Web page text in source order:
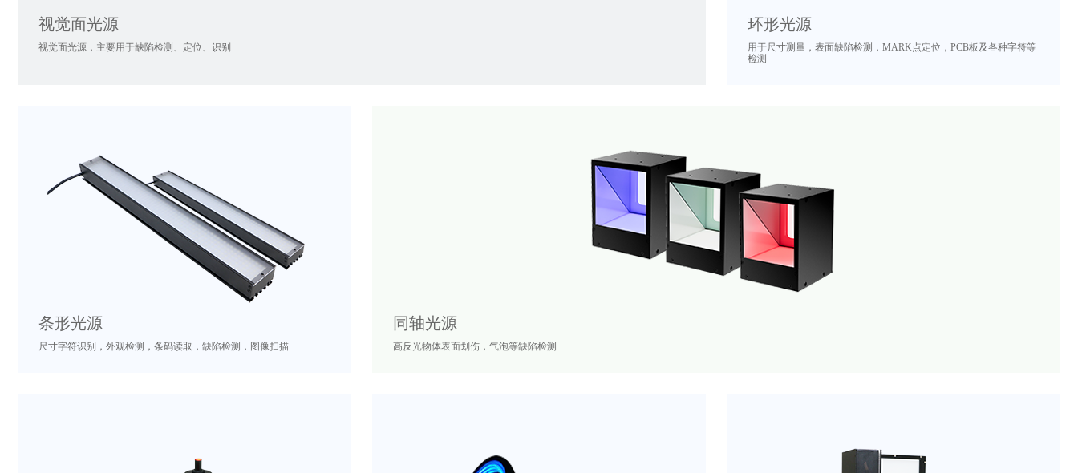
视觉面光源
视觉面光源，主要用于缺陷检测、定位、识别
环形光源
用于尺寸测量，表面缺陷检测，MARK点定位，PCB板及各种字符等
检测
条形光源
尺寸字符识别，外观检测，条码读取，缺陷检测，图像扫描
同轴光源
高反光物体表面划伤，气泡等缺陷检测